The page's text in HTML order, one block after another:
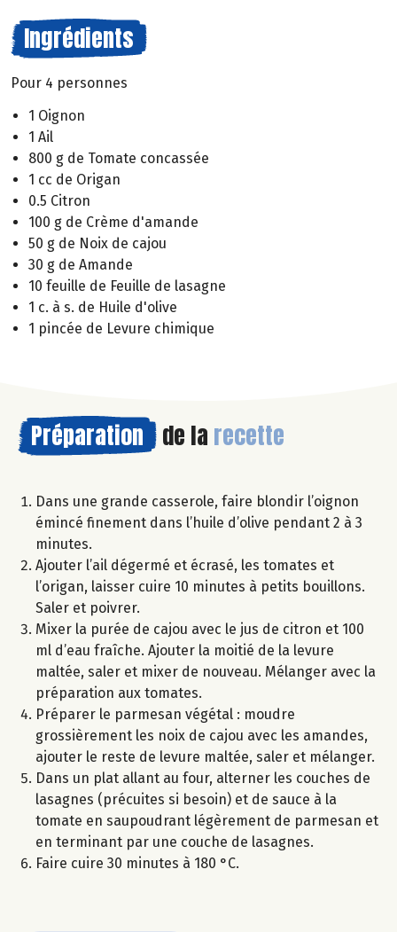
Ingrédients
Pour 4 personnes
1 Oignon
1 Ail
800 g de Tomate concassée
1 cc de Origan
0.5 Citron
100 g de Crème d'amande
50 g de Noix de cajou
30 g de Amande
10 feuille de Feuille de lasagne
1 c. à s. de Huile d'olive
1 pincée de Levure chimique
Préparation de la recette
Dans une grande casserole, faire blondir l’oignon
émincé finement dans l’huile d’olive pendant 2 à 3
minutes.
Ajouter l’ail dégermé et écrasé, les tomates et
l’origan, laisser cuire 10 minutes à petits bouillons.
Saler et poivrer.
Mixer la purée de cajou avec le jus de citron et 100
ml d’eau fraîche. Ajouter la moitié de la levure
maltée, saler et mixer de nouveau. Mélanger avec la
préparation aux tomates.
Préparer le parmesan végétal : moudre
grossièrement les noix de cajou avec les amandes,
ajouter le reste de levure maltée, saler et mélanger.
Dans un plat allant au four, alterner les couches de
lasagnes (précuites si besoin) et de sauce à la
tomate en saupoudrant légèrement de parmesan et
en terminant par une couche de lasagnes.
Faire cuire 30 minutes à 180 °C.